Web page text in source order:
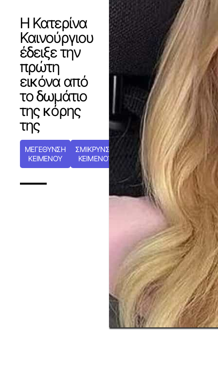
Η Κατερίνα
Καινούργιου
έδειξε την
πρώτη
εικόνα από
το δωμάτιο
της κόρης
της
ΜΕΓΕΘΥΝΣΗ
ΚΕΙΜΕΝΟΥ
ΣΜΙΚΡΥΝΣΗ
ΚΕΙΜΕΝΟΥ